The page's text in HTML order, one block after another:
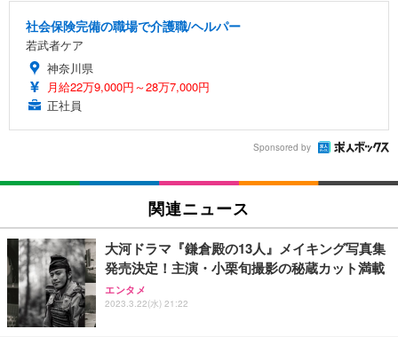
社会保険完備の職場で介護職/ヘルパー
若武者ケア
神奈川県
月給22万9,000円～28万7,000円
正社員
Sponsored by
関連ニュース
大河ドラマ『鎌倉殿の13人』メイキング写真集
発売決定！主演・小栗旬撮影の秘蔵カット満載
エンタメ
2023.3.22(水) 21:22